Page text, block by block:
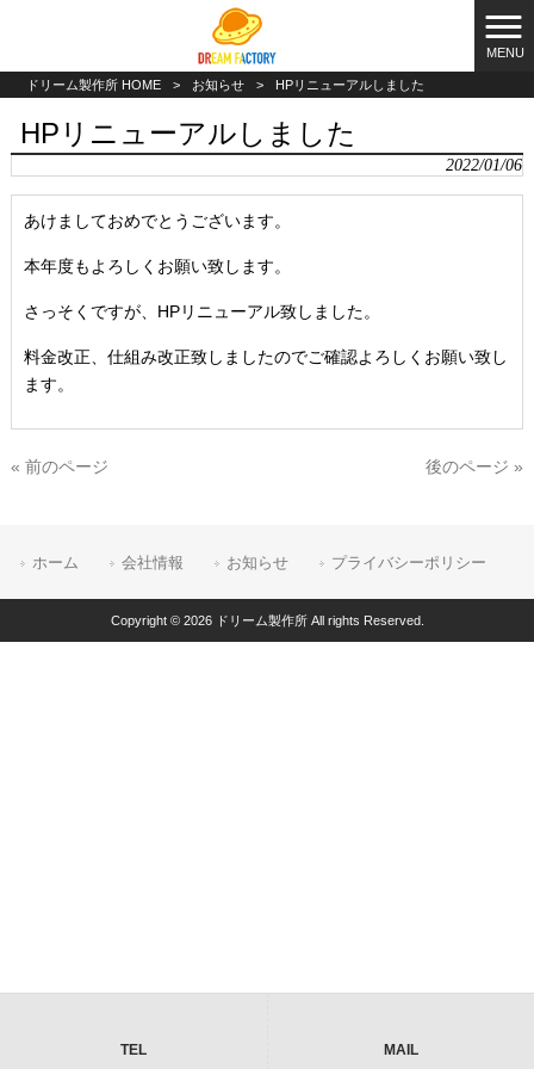
MENU
ドリーム製作所 HOME > お知らせ > HPリニューアルしました
HPリニューアルしました
2022/01/06
あけましておめでとうございます。
本年度もよろしくお願い致します。
さっそくですが、HPリニューアル致しました。
料金改正、仕組み改正致しましたのでご確認よろしくお願い致し
ます。
« 前のページ 後のページ »
ホーム 会社情報 お知らせ プライバシーポリシー
Copyright © 2026 ドリーム製作所 All rights Reserved.
TEL MAIL